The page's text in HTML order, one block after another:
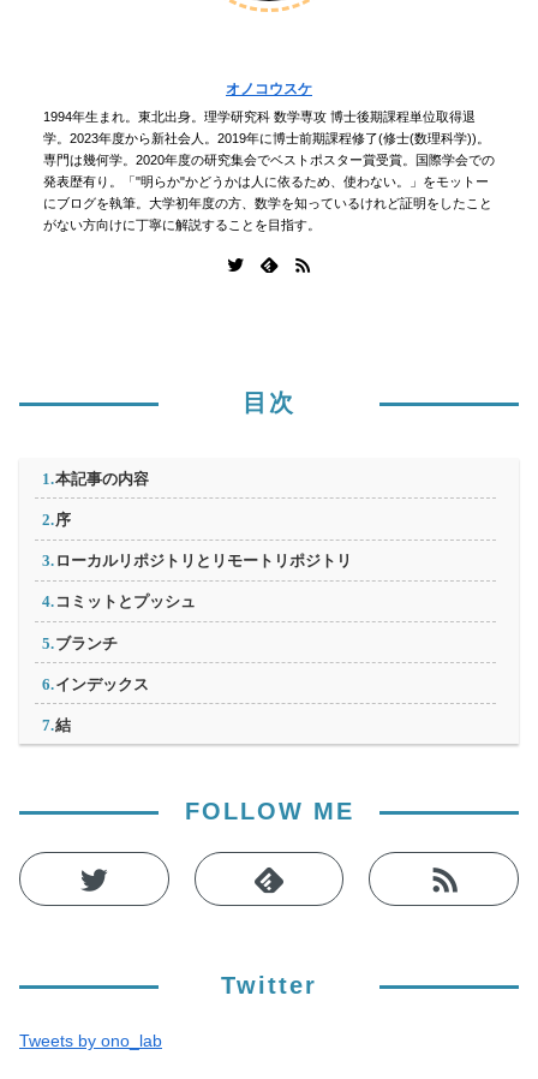
オノコウスケ
1994年生まれ。東北出身。理学研究科 数学専攻 博士後期課程単位取得退
学。2023年度から新社会人。2019年に博士前期課程修了(修士(数理科学))。
専門は幾何学。2020年度の研究集会でベストポスター賞受賞。国際学会での
発表歴有り。「"明らか"かどうかは人に依るため、使わない。」をモットー
にブログを執筆。大学初年度の方、数学を知っているけれど証明をしたこと
がない方向けに丁寧に解説することを目指す。
目次
本記事の内容
序
ローカルリポジトリとリモートリポジトリ
コミットとプッシュ
ブランチ
インデックス
結
FOLLOW ME
Twitter
Tweets by ono_lab